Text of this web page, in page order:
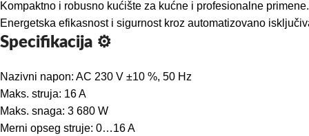
Kompaktno i robusno kućište za kućne i profesionalne primene.
Energetska efikasnost i sigurnost kroz automatizovano
Specifikacija ⚙️
Nazivni napon: AC 230 V ±10 %, 50 Hz
Maks. struja: 16 A
Maks. snaga: 3 680 W
Merni opseg struje: 0…16 A